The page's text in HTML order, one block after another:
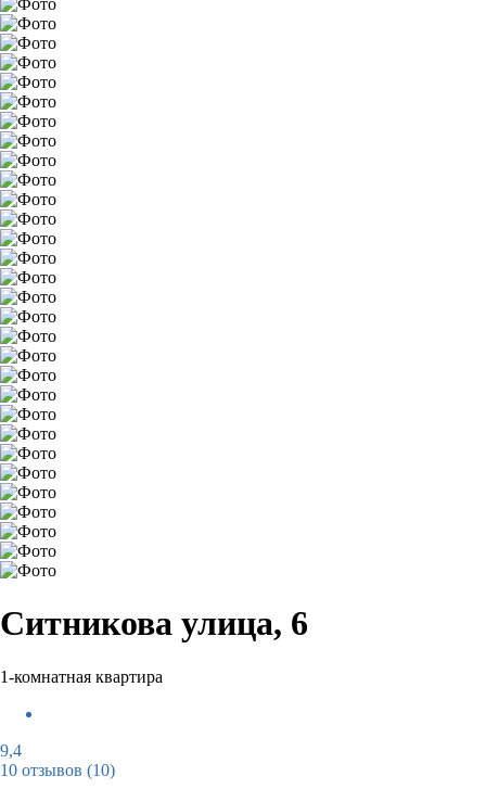
Ситникова улица, 6
1-комнатная квартира
9,4
10 отзывов (10)